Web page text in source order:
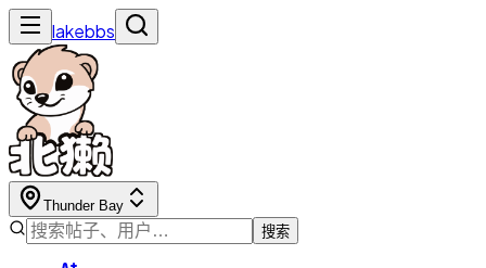
lakebbs
Thunder Bay
搜索